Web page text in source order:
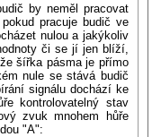
by neměl pracovat
pracuje budič ve
nulou a jakýkoliv
či se jí jen blíží,
šířka pásma je přímo
nule se stává budič
signálu dochází ke
kontrolovatelný stav
zvuk mnohem hůře
"A":